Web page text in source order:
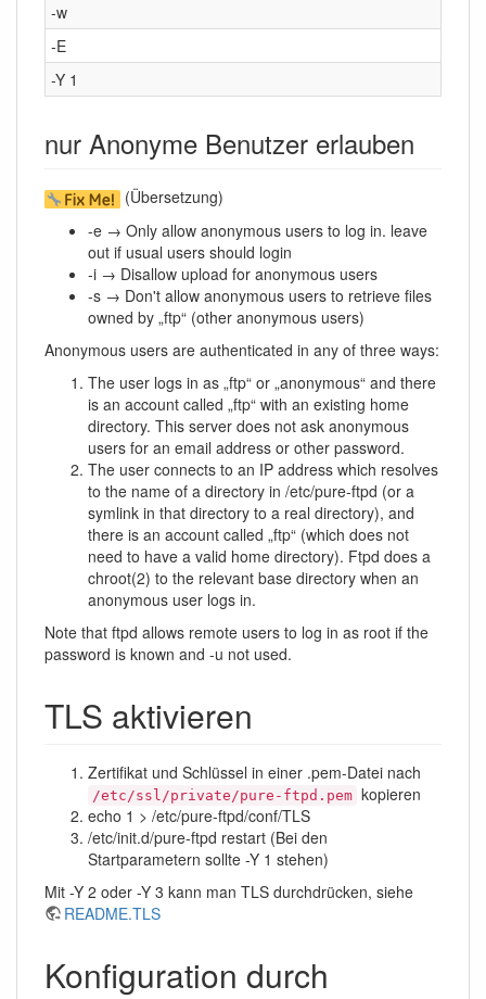
-w
-E
-Y 1
nur Anonyme Benutzer erlauben
(Übersetzung)
-e → Only allow anonymous users to log in. leave
out if usual users should login
-i → Disallow upload for anonymous users
-s → Don't allow anonymous users to retrieve files
owned by „ftp“ (other anonymous users)
Anonymous users are authenticated in any of three ways:
The user logs in as „ftp“ or „anonymous“ and there
is an account called „ftp“ with an existing home
directory. This server does not ask anonymous
users for an email address or other password.
The user connects to an IP address which resolves
to the name of a directory in /etc/pure-ftpd (or a
symlink in that directory to a real directory), and
there is an account called „ftp“ (which does not
need to have a valid home directory). Ftpd does a
chroot(2) to the relevant base directory when an
anonymous user logs in.
Note that ftpd allows remote users to log in as root if the
password is known and -u not used.
TLS aktivieren
Zertifikat und Schlüssel in einer .pem-Datei nach
/etc/ssl/private/pure-ftpd.pem kopieren
echo 1 > /etc/pure-ftpd/conf/TLS
/etc/init.d/pure-ftpd restart (Bei den
Startparametern sollte -Y 1 stehen)
Mit -Y 2 oder -Y 3 kann man TLS durchdrücken, siehe
README.TLS
Konfiguration durch